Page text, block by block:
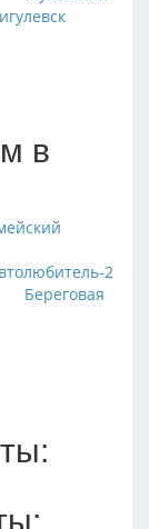
в
2
Береговая